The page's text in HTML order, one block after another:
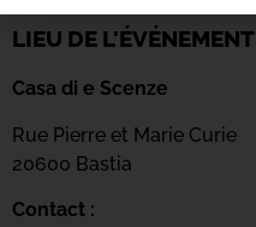
LIEU DE L'ÉVÉNEMENT
Casa di e Scenze
Rue Pierre et Marie Curie
20600 Bastia
Contact :